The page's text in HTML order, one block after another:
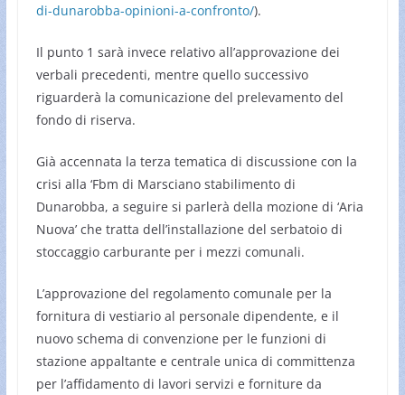
di-dunarobba-opinioni-a-confronto/).
Il punto 1 sarà invece relativo all’approvazione dei
verbali precedenti, mentre quello successivo
riguarderà la comunicazione del prelevamento del
fondo di riserva.
Già accennata la terza tematica di discussione con la
crisi alla ‘Fbm di Marsciano stabilimento di
Dunarobba, a seguire si parlerà della mozione di ‘Aria
Nuova’ che tratta dell’installazione del serbatoio di
stoccaggio carburante per i mezzi comunali.
L’approvazione del regolamento comunale per la
fornitura di vestiario al personale dipendente, e il
nuovo schema di convenzione per le funzioni di
stazione appaltante e centrale unica di committenza
per l’affidamento di lavori servizi e forniture da